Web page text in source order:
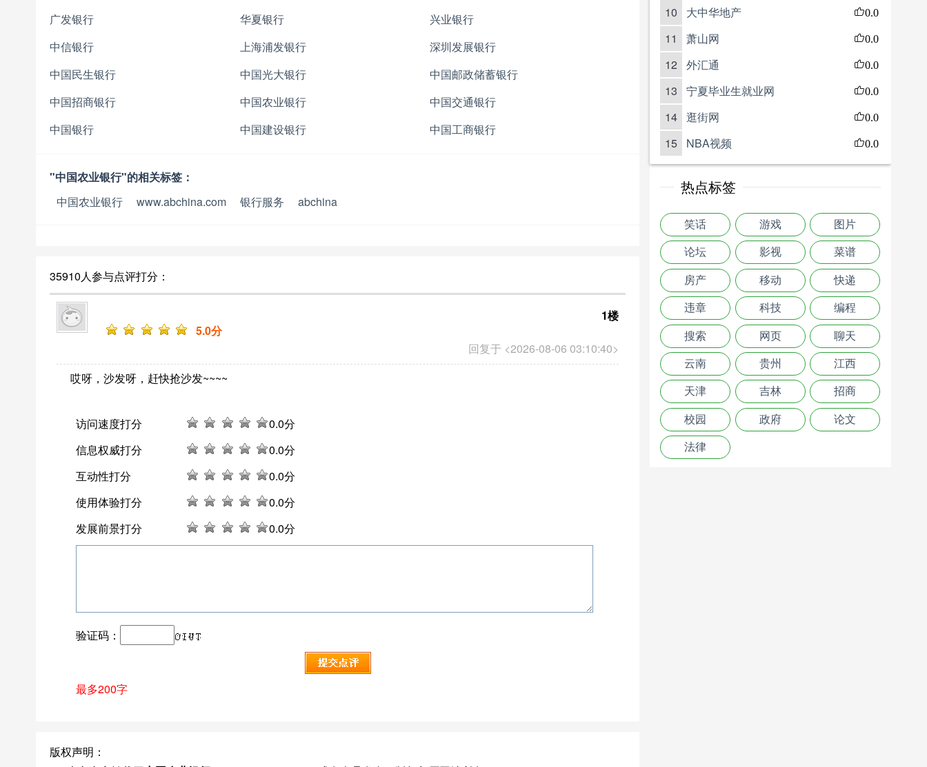
广发银行
华夏银行
兴业银行
中信银行
上海浦发银行
深圳发展银行
中国民生银行
中国光大银行
中国邮政储蓄银行
中国招商银行
中国农业银行
中国交通银行
中国银行
中国建设银行 中国工商银行
"中国农业银行"的相关标签：
中国农业银行
www.abchina.com 银行服务 abchina
35910人参与点评打分：
回复于 <2026-08-06 03:10:40>
1楼
5.0分
哎呀，沙发呀，赶快抢沙发~~~~
访问速度打分 0.0分
信息权威打分
0.0分
互动性打分
0.0分
使用体验打分
0.0分
发展前景打分
0.0分
验证码：
最多200字
版权声明：
10 大中华地产 0.0
11 萧山网 0.0
12 外汇通 0.0
13 宁夏毕业生就业网 0.0
14 逛街网 0.0
15 NBA视频 0.0
热点标签
笑话 游戏 图片
论坛 影视 菜谱
房产 移动 快递
违章 科技 编程
搜索 网页 聊天
云南 贵州 江西
天津 吉林 招商
校园 政府 论文
法律